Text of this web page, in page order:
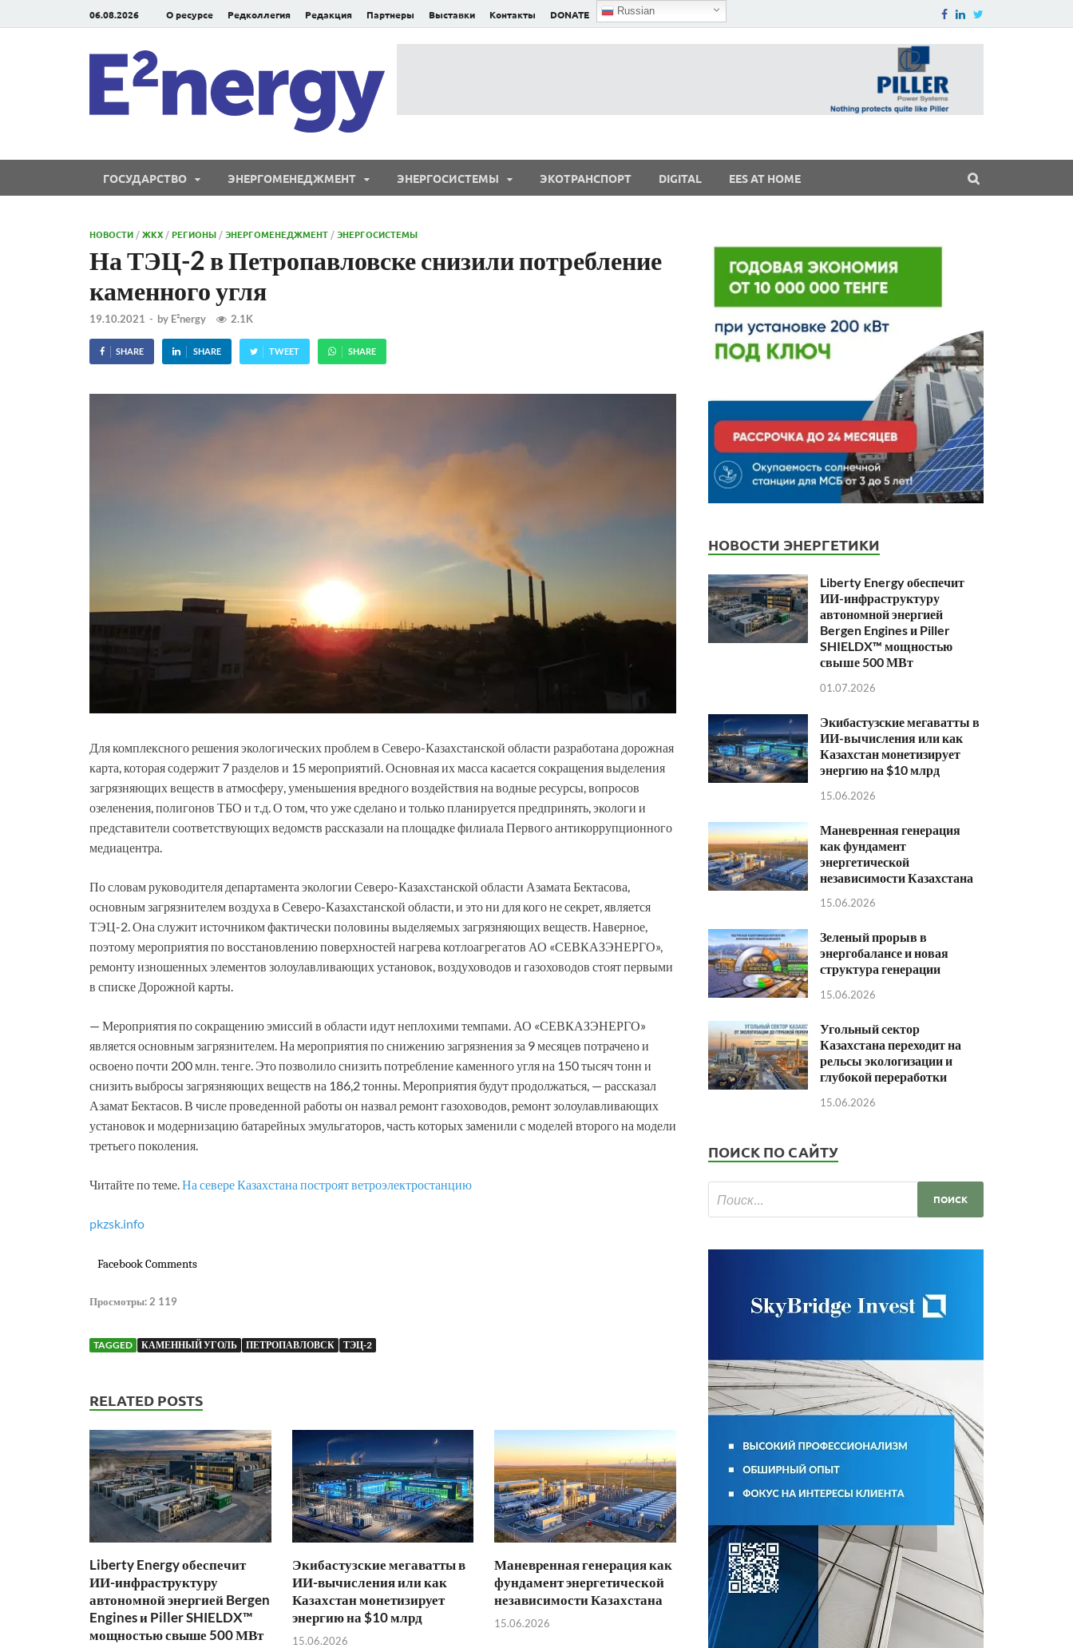
06.08.2026 О ресурсе Редколлегия Редакция Партнеры Выставки Контакты DONATE Russian
ГОСУДАРСТВО ЭНЕРГОМЕНЕДЖМЕНТ ЭНЕРГОСИСТЕМЫ ЭКОТРАНСПОРТ DIGITAL EES AT HOME
НОВОСТИ /ЖКХ /РЕГИОНЫ /ЭНЕРГОМЕНЕДЖМЕНТ /ЭНЕРГОСИСТЕМЫ
На ТЭЦ-2 в Петропавловске снизили потребление
каменного угля
19.10.2021 - by E²nergy 2.1K
SHARE SHARE TWEET SHARE
Для комплексного решения экологических проблем в Северо-Казахстанской области разработана дорожная
карта, которая содержит 7 разделов и 15 мероприятий. Основная их масса касается сокращения выделения
загрязняющих веществ в атмосферу, уменьшения вредного воздействия на водные ресурсы, вопросов
озеленения, полигонов ТБО и т.д. О том, что уже сделано и только планируется предпринять, экологи и
представители соответствующих ведомств рассказали на площадке филиала Первого антикоррупционного
медиацентра.
По словам руководителя департамента экологии Северо-Казахстанской области Азамата Бектасова,
основным загрязнителем воздуха в Северо-Казахстанской области, и это ни для кого не секрет, является
ТЭЦ-2. Она служит источником фактически половины выделяемых загрязняющих веществ. Наверное,
поэтому мероприятия по восстановлению поверхностей нагрева котлоагрегатов АО «СЕВКАЗЭНЕРГО»,
ремонту изношенных элементов золоулавливающих установок, воздуховодов и газоховодов стоят первыми
в списке Дорожной карты.
— Мероприятия по сокращению эмиссий в области идут неплохими темпами. АО «СЕВКАЗЭНЕРГО»
является основным загрязнителем. На мероприятия по снижению загрязнения за 9 месяцев потрачено и
освоено почти 200 млн. тенге. Это позволило снизить потребление каменного угля на 150 тысяч тонн и
снизить выбросы загрязняющих веществ на 186,2 тонны. Мероприятия будут продолжаться, — рассказал
Азамат Бектасов. В числе проведенной работы он назвал ремонт газоховодов, ремонт золоулавливающих
установок и модернизацию батарейных эмульгаторов, часть которых заменили с моделей второго на модели
третьего поколения.
Читайте по теме.На севере Казахстана построят ветроэлектростанцию
pkzsk.info
Facebook Comments
Просмотры: 2 119
TAGGED КАМЕННЫЙ УГОЛЬ ПЕТРОПАВЛОВСК ТЭЦ-2
RELATED POSTS
Liberty Energy обеспечит
ИИ-инфраструктуру
автономной энергией Bergen
Engines и Piller SHIELDX™
мощностью свыше 500 МВт
Экибастузские мегаватты в
ИИ-вычисления или как
Казахстан монетизирует
энергию на $10 млрд
15.06.2026
Маневренная генерация как
фундамент энергетической
независимости Казахстана
15.06.2026
НОВОСТИ ЭНЕРГЕТИКИ
Liberty Energy обеспечит
ИИ-инфраструктуру
автономной энергией
Bergen Engines и Piller
SHIELDX™ мощностью
свыше 500 МВт
01.07.2026
Экибастузские мегаватты в
ИИ-вычисления или как
Казахстан монетизирует
энергию на $10 млрд
15.06.2026
Маневренная генерация
как фундамент
энергетической
независимости Казахстана
15.06.2026
Зеленый прорыв в
энергобалансе и новая
структура генерации
15.06.2026
Угольный сектор
Казахстана переходит на
рельсы экологизации и
глубокой переработки
15.06.2026
ПОИСК ПО САЙТУ